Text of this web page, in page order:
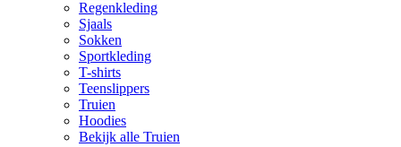
Regenkleding
Sjaals
Sokken
Sportkleding
T-shirts
Teenslippers
Truien
Hoodies
Bekijk alle Truien